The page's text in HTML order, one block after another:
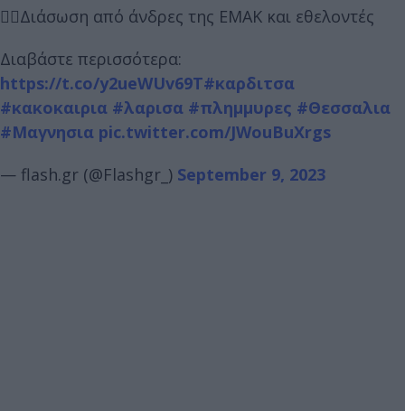
🚣‍♀️Διάσωση από άνδρες της ΕΜΑΚ και εθελοντές
Διαβάστε περισσότερα:
https://t.co/y2ueWUv69T#καρδιτσα
#κακοκαιρια #λαρισα #πλημμυρες #Θεσσαλια
#Μαγνησια pic.twitter.com/JWouBuXrgs
— flash.gr (@Flashgr_) September 9, 2023